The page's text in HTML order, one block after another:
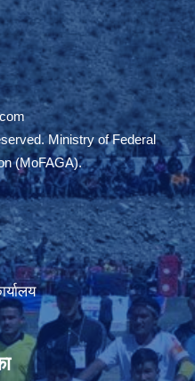
Ministry of Federal
(MoFAGA).